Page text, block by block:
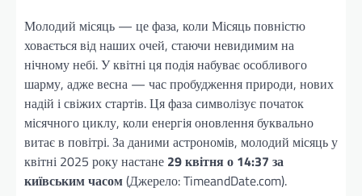
Молодий місяць — це фаза, коли Місяць повністю
ховається від наших очей, стаючи невидимим на
нічному небі. У квітні ця подія набуває особливого
шарму, адже весна — час пробудження природи, нових
надій і свіжих стартів. Ця фаза символізує початок
місячного циклу, коли енергія оновлення буквально
витає в повітрі. За даними астрономів, молодий місяць у
квітні 2025 року настане 29 квітня о 14:37 за
київським часом(Джерело: TimeandDate.com).